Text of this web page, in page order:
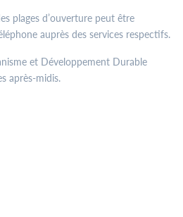
plages d’ouverture peut être
auprès des services respectifs.
et Développement Durable
après-midis.